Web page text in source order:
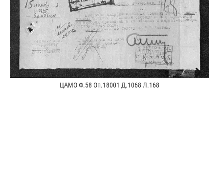
ЦАМО Ф.58 Оп.18001 Д.1068 Л.168